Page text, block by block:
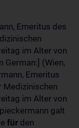
Emeritus des
im Alter von
German:] (Wien,
Emeritus
Medizinischen
im Alter von
galt
für den